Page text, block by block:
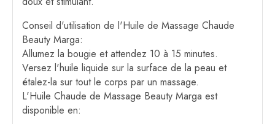
Conseil d'utilisation de l'Huile de Massage Chaude
Beauty Marga:
Allumez la bougie et attendez 10 à 15 minutes.
Versez l'huile liquide sur la surface de la peau et
étalez-la sur tout le corps par un massage.
L'Huile Chaude de Massage Beauty Marga est
disponible en: